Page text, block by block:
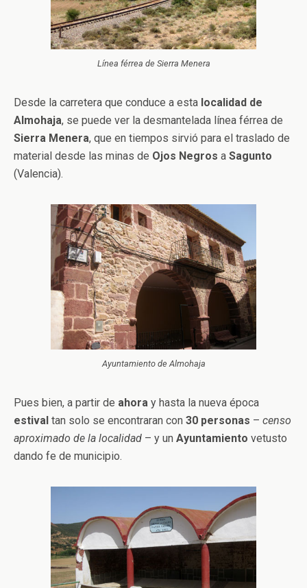
Línea férrea de Sierra Menera
Desde la carretera que conduce a esta localidad de
Almohaja, se puede ver la desmantelada línea férrea de
Sierra Menera, que en tiempos sirvió para el traslado de
material desde las minas de Ojos Negros a Sagunto
(Valencia).
Ayuntamiento de Almohaja
Pues bien, a partir de ahora y hasta la nueva época
estival tan solo se encontraran con 30 personas – censo
aproximado de la localidad – y un Ayuntamiento vetusto
dando fe de municipio.